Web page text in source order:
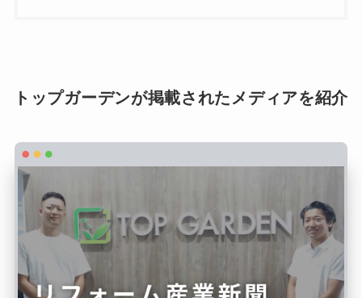
トップガーデンが掲載されたメディアを紹介